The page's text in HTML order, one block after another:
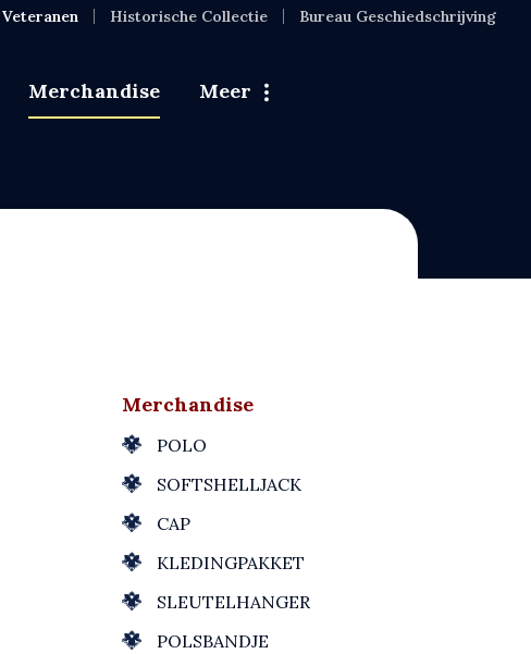
Merchandise Meer
Veteranen Historische Collectie Bureau Geschiedschrijving
Merchandise
POLO
SOFTSHELLJACK
CAP
KLEDINGPAKKET
SLEUTELHANGER
POLSBANDJE